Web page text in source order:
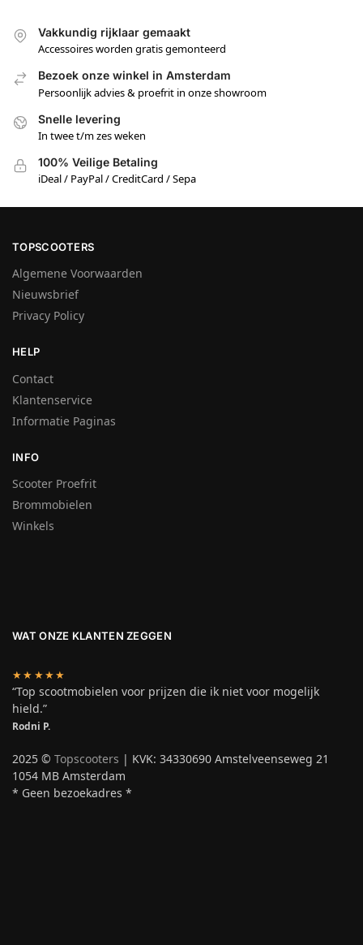
Vakkundig rijklaar gemaakt
Accessoires worden gratis gemonteerd
Bezoek onze winkel in Amsterdam
Persoonlijk advies & proefrit in onze showroom
Snelle levering
In twee t/m zes weken
100% Veilige Betaling
iDeal / PayPal / CreditCard / Sepa
TOPSCOOTERS
Algemene Voorwaarden
Nieuwsbrief
Privacy Policy
HELP
Contact
Klantenservice
Informatie Paginas
INFO
Scooter Proefrit
Brommobielen
Winkels
WAT ONZE KLANTEN ZEGGEN
★★★★★
“Top scootmobielen voor prijzen die ik niet voor mogelijk
hield.”
Rodni P.
2025 © Topscooters | KVK: 34330690 Amstelveenseweg 21
1054 MB Amsterdam
* Geen bezoekadres *